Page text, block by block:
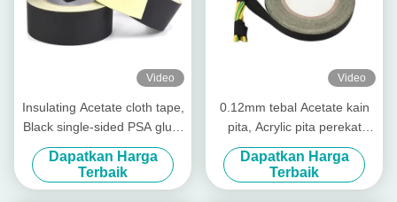
Video
Insulating Acetate cloth tape,
Black single-sided PSA glue,
for transformers
Dapatkan Harga
Terbaik
Video
0.12mm tebal Acetate kain
pita, Acrylic pita perekat
listrik
Dapatkan Harga
Terbaik